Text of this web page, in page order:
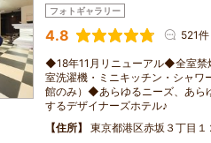
フォトギャラリー
4.8 521件
◆18年11月リニューアル◆全室
室洗濯機・ミニキッチン・シャワ
館のみ）◆あらゆるニーズ、あら
するデザイナーズホテル♪
住所
東京都港区赤坂３丁目１